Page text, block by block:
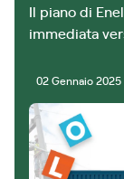
Il piano di
immediata
02 Gennaio 2025